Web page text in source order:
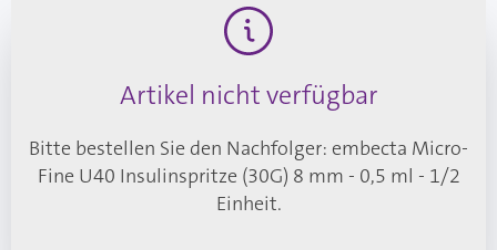
Artikel nicht verfügbar
Bitte bestellen Sie den Nachfolger: embecta Micro-
Fine U40 Insulinspritze (30G) 8 mm - 0,5 ml - 1/2
Einheit.